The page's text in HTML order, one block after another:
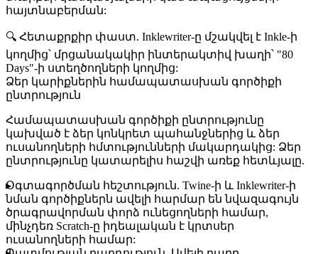
հայտնաբերման:
🔍 Հետաքրքիր փաստ. Inklewriter-ը մշակվել է Inkle-ի
կողմից՝ մրցանակակիր ինտերակտիվ խաղի՝ "80
Days"-ի ստեղծողների կողմից:
Ձեր կարիքներին համապատասխան գործիքի
ընտրություն
Համապատասխան գործիքի ընտրությունը
կախված է ձեր կոնկրետ պահանջներից և ձեր
ուսանողների հմտությունների մակարդակից: Ձեր
ընտրությունը կատարելիս հաշվի առեք հետևյալը.
Օգտագործման հեշտություն. Twine-ի և Inklewriter-ի
նման գործիքներն ավելի հարմար են նվազագույն
ծրագրավորման փորձ ունեցողների համար,
մինչդեռ Scratch-ը իդեալական է կրտսեր
ուսանողների համար: